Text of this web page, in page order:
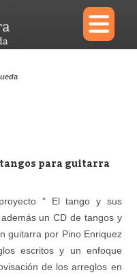
×
Reproductor
para guitarra
" El tango y sus
un CD de tangos y
guitarra por Pino Enriquez
escritos y un enfoque
de los arreglos en